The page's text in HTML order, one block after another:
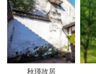
秋瑾故居